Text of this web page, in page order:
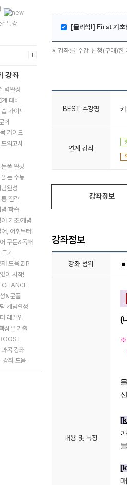
특강
강좌
력완성
대비
가이드
학
가이드
의고사
풀 완성
는 수능
완성
전략
학습
기초/개념
, 어휘부터!
구문&독해
기
모음.ZIP
이 시작!
CHANCE
&문풀
개념완성
레벨업
심은 기출
목 강좌
강좌 모음
[물리학l] First 기초
※ 강좌를 수강 신청(구매)한
BEST 수강평
연계 강좌
강좌정보
강좌정보
강좌 범위 ▣
내용 및 특징
(
※